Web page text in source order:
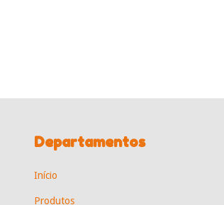
Departamentos
Início
Produtos